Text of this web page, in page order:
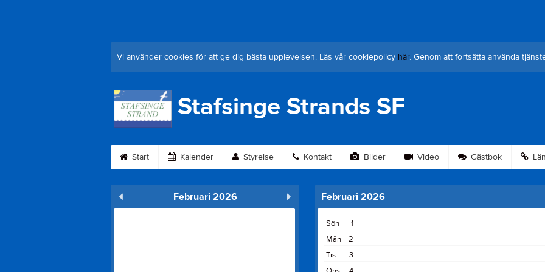
Vi använder cookies för att ge dig bästa upplevelsen. Läs vår cookiepolicy här. Genom att fortsätta använda
Stafsinge Strands SF
Start Kalender Styrelse Kontakt Bilder Video Gästbok
Februari 2026 Februari 2026
1
Sön
2
Mån
3
Tis